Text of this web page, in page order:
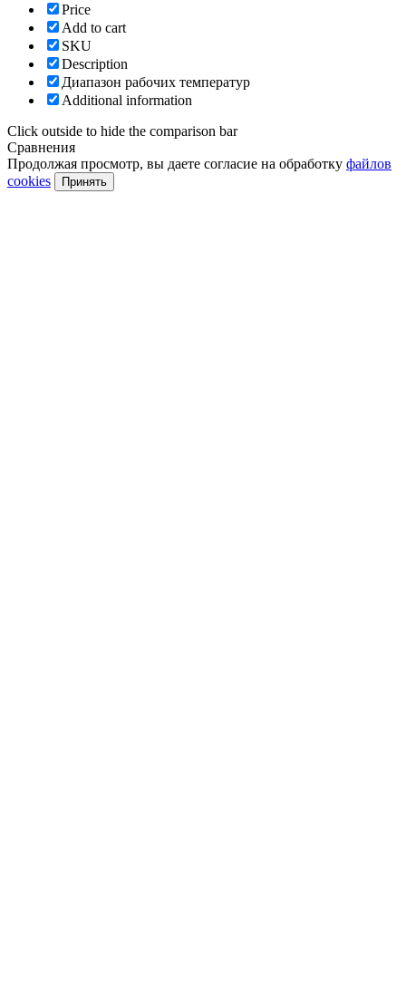
Price
Add to cart
SKU
Description
Диапазон рабочих температур
Additional information
Click outside to hide the comparison bar
Сравнения
Продолжая просмотр, вы даете согласие на обработку файлов
cookies
Принять